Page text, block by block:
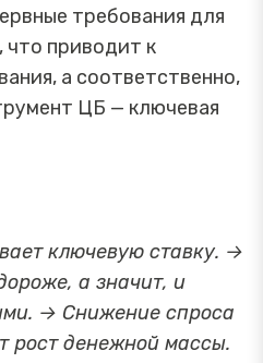
требования для
что приводит к
а соответственно,
ЦБ — ключевая
ключевую ставку. →
а значит, и
→ Снижение спроса
рост денежной массы.